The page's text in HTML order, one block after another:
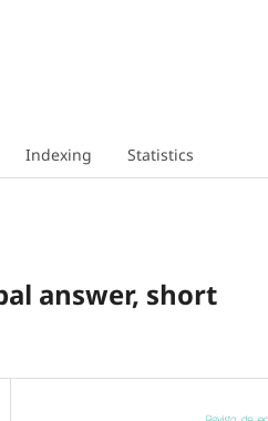
Indexing Statistics
answer, short